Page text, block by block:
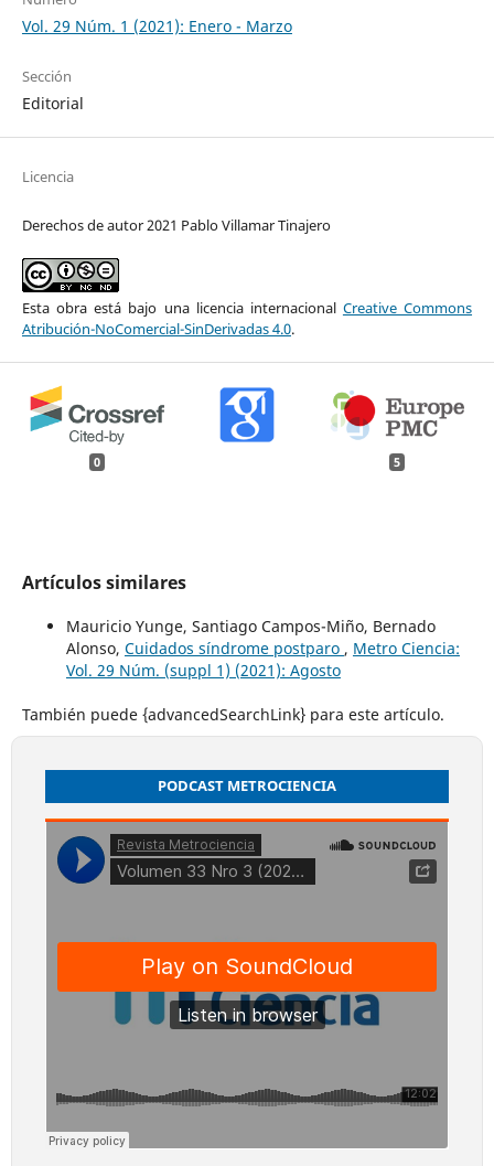
Vol. 29 Núm. 1 (2021): Enero - Marzo
Sección
Editorial
Licencia
Derechos de autor 2021 Pablo Villamar Tinajero
Esta obra está bajo una licencia internacional Creative Commons
Atribución-NoComercial-SinDerivadas 4.0.
0 5
Artículos similares
Mauricio Yunge, Santiago Campos-Miño, Bernado
Alonso, Cuidados síndrome postparo , Metro Ciencia:
Vol. 29 Núm. (suppl 1) (2021): Agosto
También puede {advancedSearchLink} para este artículo.
PODCAST METROCIENCIA